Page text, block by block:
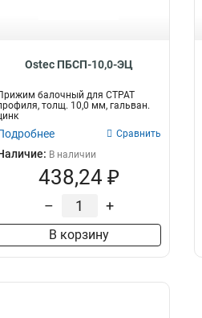
Ostec ПБСП-10,0-ЭЦ
балочный для СТРАТ
толщ. 10,0 мм, гальван.
Сравнить
В наличии
438,24 ₽
– +
В корзину